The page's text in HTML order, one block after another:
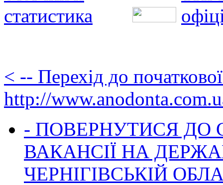
< -- Перехід до
http://
- ПОВЕРНУТИСЯ ДО
ВАКАНСІЇ НА
ЧЕРНІГІВСЬКІЙ